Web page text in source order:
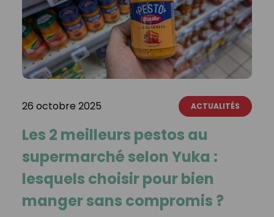
26 octobre 2025 ACTUALITÉS
Les 2 meilleurs pestos au
supermarché selon Yuka :
lesquels choisir pour bien
manger sans compromis ?